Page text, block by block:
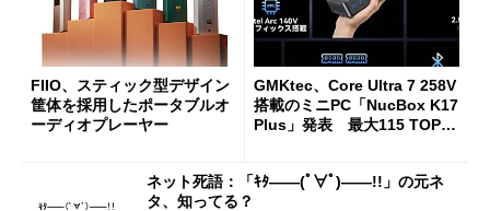
FIIO、スティック型デザイン
筐体を採用したポータブルオ
ーディオプレーヤー
GMKtec、Core Ultra 7 258V
搭載のミニPC「NucBox K17
Plus」発表 最大115 TOPS
ネット死語：「ｷﾀ――(ﾟ∀ﾟ)――!!」の元ネ
タ、知ってる？